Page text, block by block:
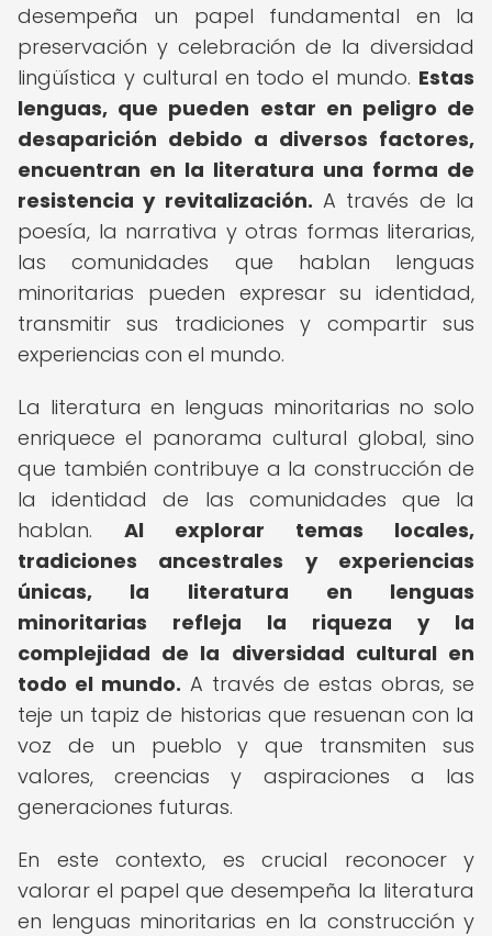
desempeña un papel fundamental en la
preservación y celebración de la diversidad
lingüística y cultural en todo el mundo. Estas
lenguas, que pueden estar en peligro de
desaparición debido a diversos factores,
encuentran en la literatura una forma de
resistencia y revitalización. A través de la
poesía, la narrativa y otras formas literarias,
las comunidades que hablan lenguas
minoritarias pueden expresar su identidad,
transmitir sus tradiciones y compartir sus
experiencias con el mundo.
La literatura en lenguas minoritarias no solo
enriquece el panorama cultural global, sino
que también contribuye a la construcción de
la identidad de las comunidades que la
hablan. Al explorar temas locales,
tradiciones ancestrales y experiencias
únicas, la literatura en lenguas
minoritarias refleja la riqueza y la
complejidad de la diversidad cultural en
todo el mundo. A través de estas obras, se
teje un tapiz de historias que resuenan con la
voz de un pueblo y que transmiten sus
valores, creencias y aspiraciones a las
generaciones futuras.
En este contexto, es crucial reconocer y
valorar el papel que desempeña la literatura
en lenguas minoritarias en la construcción y